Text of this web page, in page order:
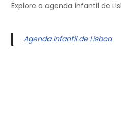
Explore a agenda infantil de
Agenda Infantil de Lisboa